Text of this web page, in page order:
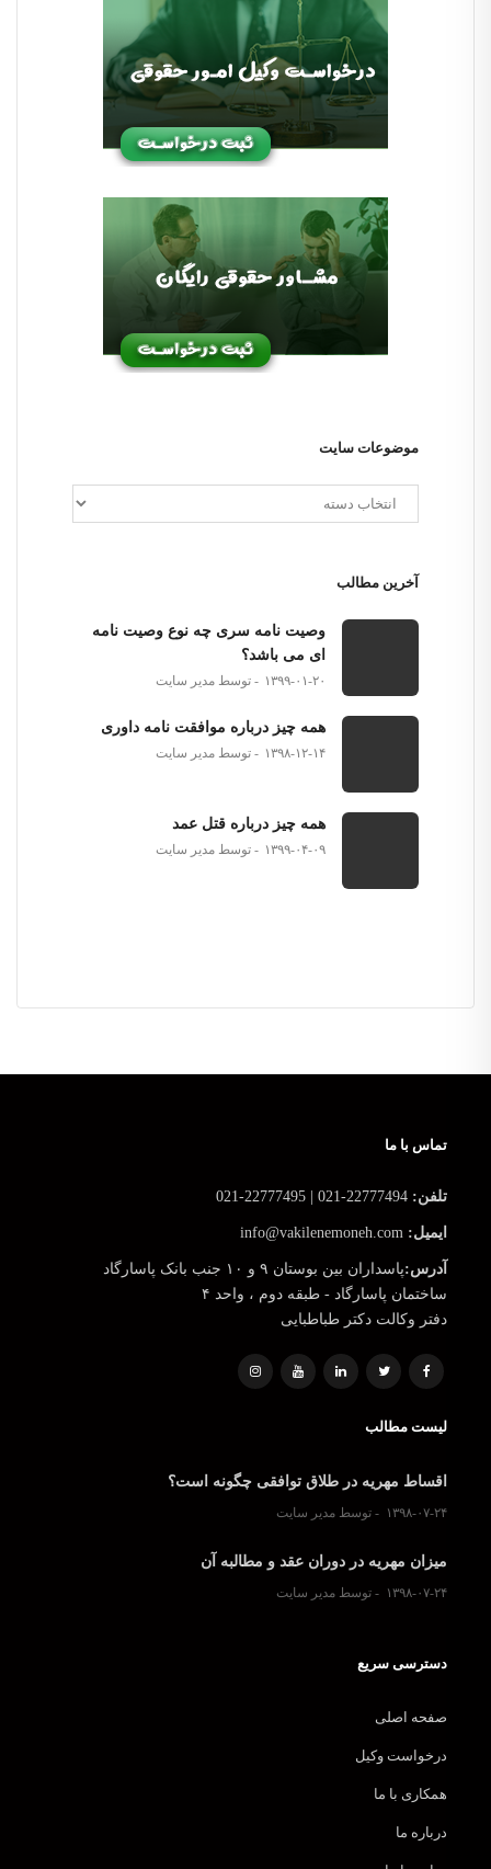
موضوعات سایت
آخرین مطالب
وصیت نامه سری چه نوع وصیت نامه
ای می باشد؟
۱۳۹۹-۰۱-۲۰ توسط مدیر سایت
همه چیز درباره موافقت نامه داوری
۱۳۹۸-۱۲-۱۴ توسط مدیر سایت
همه چیز درباره قتل عمد
۱۳۹۹-۰۴-۰۹ توسط مدیر سایت
تماس با ما
تلفن:
ایمیل:
آدرس:پاسداران بین بوستان ۹ و ۱۰ جنب بانک پاسارگاد
ساختمان پاسارگاد - طبقه دوم ، واحد ۴
دفتر وکالت دکتر طباطبایی
لیست مطالب
اقساط مهریه در طلاق توافقی چگونه است؟
۱۳۹۸-۰۷-۲۴ توسط مدیر سایت
میزان مهریه در دوران عقد و مطالبه آن
۱۳۹۸-۰۷-۲۴ توسط مدیر سایت
دسترسی سریع
صفحه اصلی
درخواست وکیل
همکاری با ما
درباره ما